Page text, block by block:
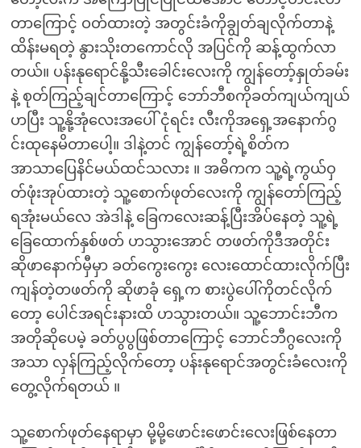
တာကြောင့် ဝတ်ထားတဲ့ အတွင်းခံကိုချွတ်ချလိုက်တာနဲ့
ထိန်းမရတဲ့ နွားသိုးတကောင်လို အပြင်ကို ဆန့်ထွက်လာ
တယ်။ ပန်းနုရောင်နို့သီးခေါင်းလေးကို ကျွန်တော့်နှုတ်ခမ်း
နဲ့ စုတ်ကြည့်ချင်တာကြောင့် ဘော်ဘီစကိုခတ်ကျယ်ကျယ်
ဟပြီး သူ့နို့အုံလေးအပေါ် ငုံရင်း လီးကိုအရှေ့အနောက်ဂွ
င်းထုနေမိတာပေါ့။ ဒါနဲ့တင် ကျွန်တော့်ရဲ့စိတ်က
အာသာပြေနိင်မယ်ထင်သလား ။ အဓိကက သူ့ရဲ့ကွယ်ဝှ
တ်ဖုံးအုပ်ထားတဲ့ သူ့စောက်ဖုတ်လေးကို ကျွန်တော်ကြည့်
ရအုံးမယ်လေ အဲဒါနဲ့ ခြေကလေးဆန့်ပြီးအိပ်နေတဲ့ သူ့ရဲ့
ခြေထောက်နှစ်ဖတ် ဟသွားအောင် တဖတ်ကိုဒီအတိုင်း
ဆိုဖာနောက်မှီမှာ ခတ်ကွေးကွေး လေးထောင်ထားလိုက်ပြီး
ကျန်တဲ့တဖတ်ကို ဆိုဖာခုံ ရှေ့က စားပွဲပေါ်ကိုတင်လိုက်
တော့ ပေါင်အရင်းနားထိ ဟသွားတယ်။ သူ့ဘောင်းဘီက
အတိုဆိုပေမဲ့ ခတ်ပွပွဖြစ်တာကြောင့် ဘောင်ဘီဂွလေးကို
အသာ လှန်ကြည့်လိုက်တော့ ပန်းနုရောင်အတွင်းခံလေးကို
တွေ့လိုက်ရတယ် ။
သူ့စောက်ဖုတ်နေရာမှာ မို့မို့ဖောင်းဖောင်းလေးဖြစ်နေတာ